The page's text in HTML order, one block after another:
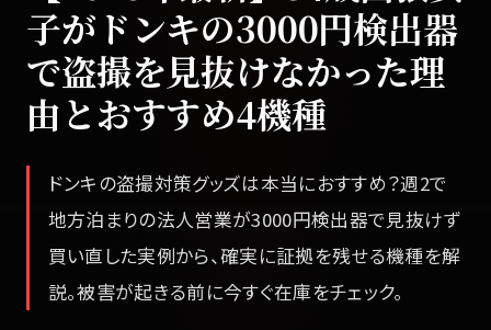
子がドンキの3000円検出器
で盗撮を見抜けなかった理
由とおすすめ4機種
ドンキの盗撮対策グッズは本当におすすめ？週2で
地方泊まりの法人営業が3000円検出器で見抜けず
買い直した実例から、確実に証拠を残せる機種を解
説。被害が起きる前に今すぐ在庫をチェック。